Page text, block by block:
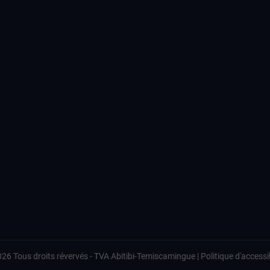
Tous droits révervés -TVA Abitibi-Temiscamingue | Politique